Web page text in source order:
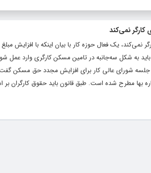
نمی‌کند
یک فعال حوزه کار با بیان اینکه با افزایش
باید به شکل سه‌جانبه در تامین مسکن کارگری وارد عمل
شورای عالی کار برای افزایش مجدد حق مسکن
بها مطرح شده است. طبق قانون باید حقوق کارگران بر